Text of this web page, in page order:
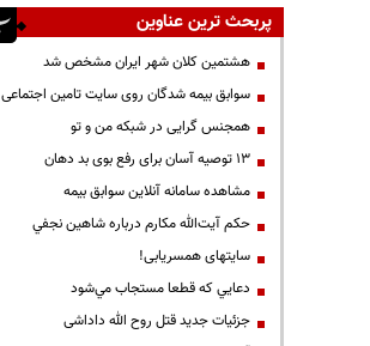
پربحث ترین عناوین
هشتمین کلان شهر ایران مشخص شد
سوابق بیمه شدگان روی سایت تامین اجتماعی
همجنس گرایی در شبکه من و تو
13 توصیه آسان برای رفع بوی بد دهان
مشاهده سامانه آنلاين سوابق بیمه
حكم آيت‌الله مكارم درباره شاهين نجفي
سایتهای همسریابی!
دعايي كه قطعا مستجاب مي‌شود
جزئیات جدید قتل روح الله داداشی